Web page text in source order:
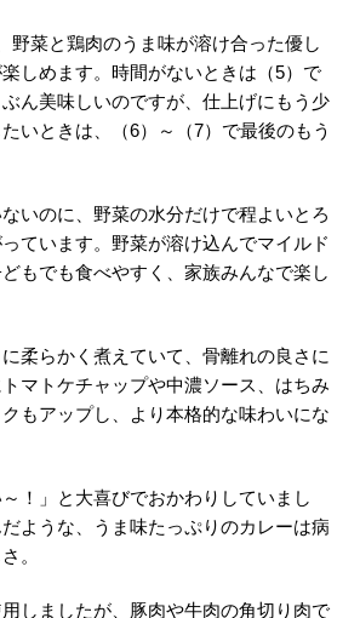
野菜と鶏肉のうま味が溶け合った優し
しめます。時間がないときは（5）で
ん美味しいのですが、仕上げにもう少
いときは、（6）～（7）で最後のもう
いのに、野菜の水分だけで程よいとろ
ています。野菜が溶け込んでマイルド
もでも食べやすく、家族みんなで楽し
柔らかく煮えていて、骨離れの良さに
マトケチャップや中濃ソース、はちみ
もアップし、より本格的な味わいにな
！」と大喜びでおかわりしていまし
ような、うま味たっぷりのカレーは病
。
しましたが、豚肉や牛肉の角切り肉で